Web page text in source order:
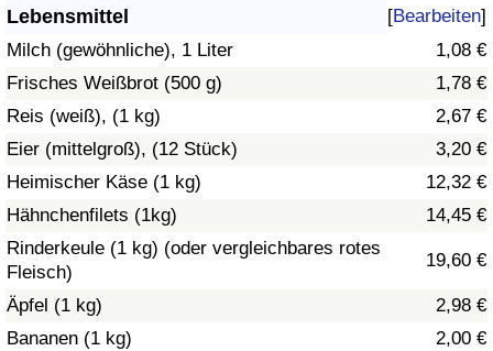
Lebensmittel [Bearbeiten]
Milch (gewöhnliche), 1 Liter
1,08 €
Frisches Weißbrot (500 g)
1,78 €
Reis (weiß), (1 kg)
2,67 €
Eier (mittelgroß), (12 Stück)
3,20 €
Heimischer Käse (1 kg)
12,32 €
Hähnchenfilets (1kg)
14,45 €
Rinderkeule (1 kg) (oder vergleichbares rotes
Fleisch)
19,60 €
Äpfel (1 kg)
2,98 €
Bananen (1 kg)
2,00 €
Gesundheitsversorgung
Gesundheitsversorgungs-Index (aktuell)
Gesundheitsversorgungs-Index
Gesundheitsversorgungs-Index nach Land
Umweltverschmutzung